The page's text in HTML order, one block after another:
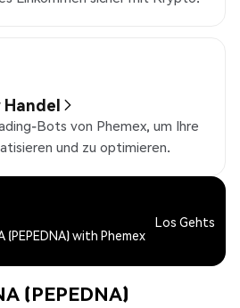
Bots von Phemex, um Ihre
und zu optimieren.
(PEPEDNA) with Phemex
Los Gehts
(PEPEDNA)